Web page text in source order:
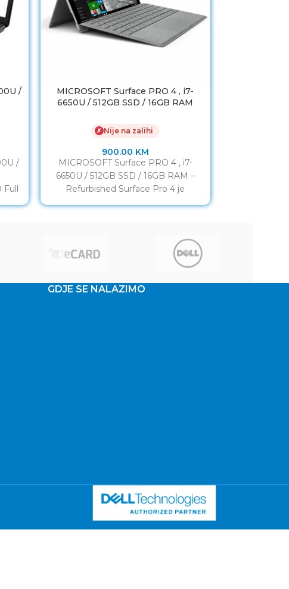
/
/
Full
MICROSOFT Surface PRO 4 , i7-
6650U / 512GB SSD / 16GB RAM
✗ Nije na zalihi
900.00 KM
MICROSOFT Surface PRO 4 , i7-
6650U / 512GB SSD / 16GB RAM –
Refurbished Surface Pro 4 je
GDJE SE NALAZIMO